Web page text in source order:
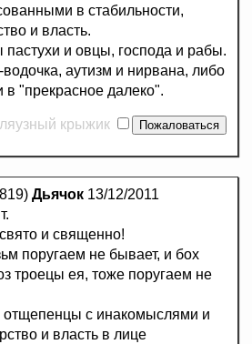
в стабильности,
и власть.
и овцы, господа и рабы.
аутизм и нирвана, либо
в "прекрасное далеко".
крыжик
Дьячок 13/12/2011
и священно!
поругаем не бывает, и бох
троецы ея, тоже поругаем не
отщепенцы с инакомыслями и
и власть в лице